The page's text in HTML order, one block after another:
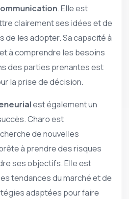
. Elle est
clairement ses idées et de
de les adopter. Sa capacité à
à comprendre les besoins
des parties prenantes est
la prise de décision.
est également un
Charo est
de nouvelles
à prendre des risques
ses objectifs. Elle est
tendances du marché et de
adaptées pour faire